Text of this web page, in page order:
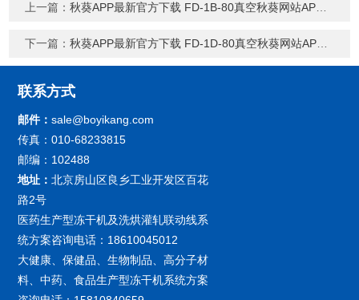
上一篇：秋葵APP最新官方下载 FD-1B-80真空秋葵网站APP下载
下一篇：秋葵APP最新官方下载 FD-1D-80真空秋葵网站APP下载
联系方式
邮件：sale@boyikang.com
传真：010-68233815
邮编：102488
地址：北京房山区良乡工业开发区百花
路2号
医药生产型冻干机及洗烘灌轧联动线系
统方案咨询电话：18610045012
大健康、保健品、生物制品、高分子材
料、中药、食品生产型冻干机系统方案